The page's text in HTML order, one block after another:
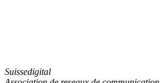
Suissedigital